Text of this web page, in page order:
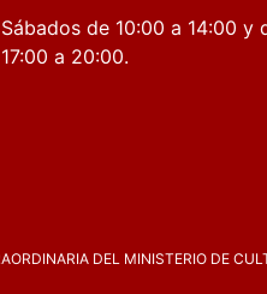
Sábados de 10:00 a 14:00 y
17:00 a 20:00.
DEL MINISTERIO DE